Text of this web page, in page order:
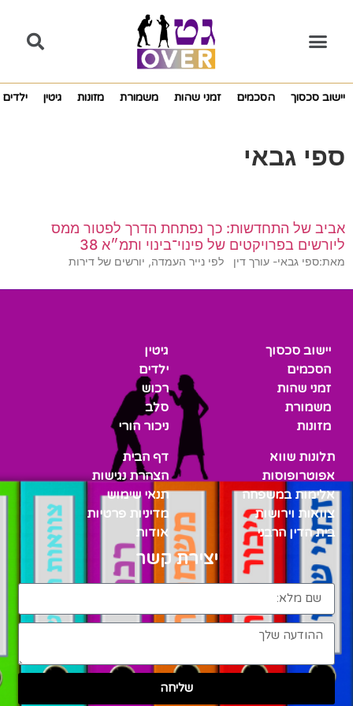
יישוב סכסוך הסכמים זמני שהות משמורת מזונות גיטין ילדים
ספי גבאי
אביב של התחדשות: כך נפתחת הדרך לפטור ממס
ליורשים בפרויקטים של פינוי־בינוי ותמ״א 38
מאת:ספי גבאי- עורך דין לפי נייר העמדה, יורשים של דירות
יישוב סכסוך
הסכמים
זמני שהות
משמורת
מזונות
גיטין
ילדים
רכוש
סלב
ניכור הורי
תלונות שווא
אפוטרופוסות
אלימות במשפחה
צוואות וירושות
בית הדין הרבני
דף הבית
הצהרת נגישות
תנאי שימוש
מדיניות פרטיות
אודות
יצירת קשר
שליחה